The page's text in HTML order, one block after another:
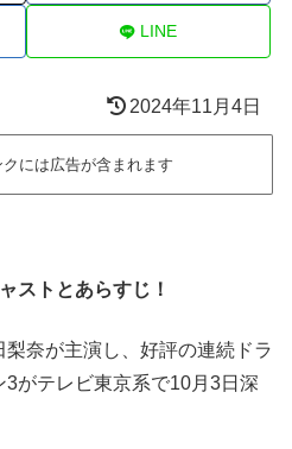
LINE
2024年11月4日
には広告が含まれます
ストとあらすじ！
奈が主演し、好評の連続ドラ
がテレビ東京系で10月3日深